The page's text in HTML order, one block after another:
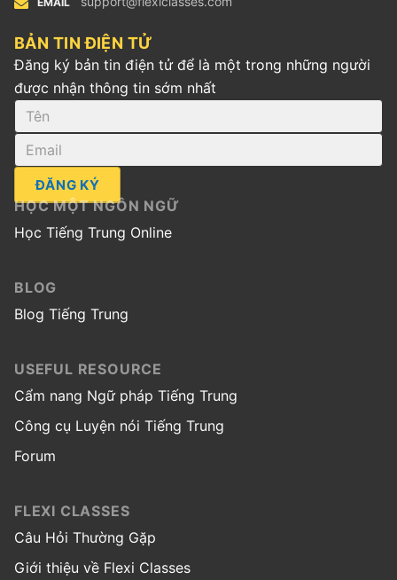
BẢN TIN ĐIỆN TỬ
Đăng ký bản tin điện tử để là một trong những người
được nhận thông tin sớm nhất
ĐĂNG KÝ
HỌC MỘT NGÔN NGỮ
Học Tiếng Trung Online
BLOG
Blog Tiếng Trung
USEFUL RESOURCE
Cẩm nang Ngữ pháp Tiếng Trung
Công cụ Luyện nói Tiếng Trung
Forum
FLEXI CLASSES
Câu Hỏi Thường Gặp
Giới thiệu về Flexi Classes